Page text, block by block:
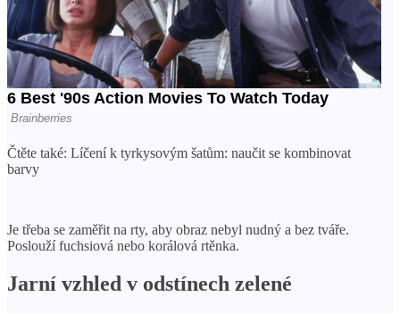
Čtěte také: Líčení k tyrkysovým šatům: naučit se kombinovat
barvy
Je třeba se zaměřit na rty, aby obraz nebyl nudný a bez tváře.
Poslouží fuchsiová nebo korálová rtěnka.
Jarní vzhled v odstínech zelené